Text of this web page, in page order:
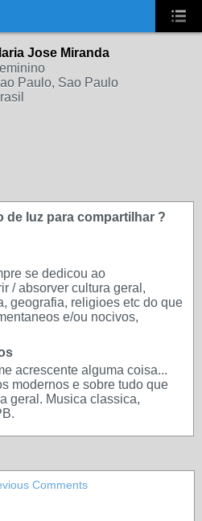
Jose Miranda
Paulo, Sao Paulo
de luz para compartilhar ?
se dedicou ao
/ absorver cultura geral,
geografia, religioes etc do que
e/ou nocivos,
acrescente alguma coisa...
modernos e sobre tudo que
geral. Musica classica,
Comments